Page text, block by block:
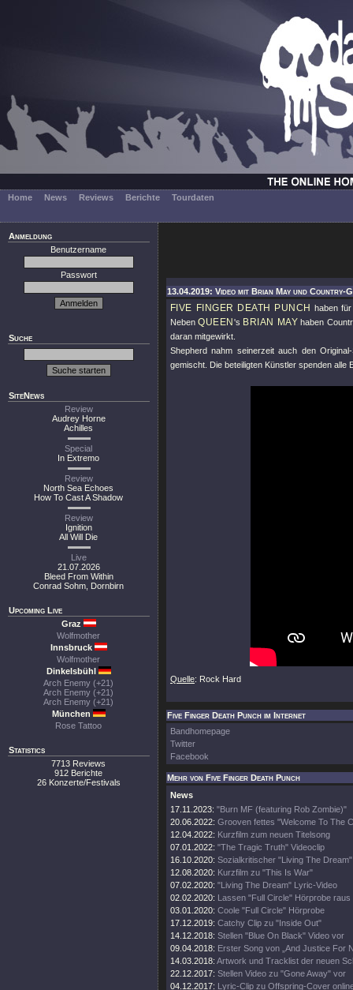
Home News Reviews Berichte Tourdaten
Anmeldung
Benutzername
Passwort
Suche
SiteNews
Review
Audrey Horne
Achilles
Special
In Extremo
Review
North Sea Echoes
How To Cast A Shadow
Review
Ignition
All Will Die
Live
21.07.2026
Bleed From Within
Conrad Sohm, Dornbirn
Upcoming Live
Graz
Wolfmother
Innsbruck
Wolfmother
Dinkelsbühl
Arch Enemy (+21)
Arch Enemy (+21)
Arch Enemy (+21)
München
Rose Tattoo
Statistics
7713 Reviews
912 Berichte
26 Konzerte/Festivals
13.04.2019: Video mit Brian May und Country-
FIVE FINGER DEATH PUNCH haben
NebenQUEEN 's BRIAN MAY haben
daran mitgewirkt.
Shepherd nahm seinerzeit auch den
gemischt. Die beteiligten Künstler spenden
Quelle: Rock Hard
Five Finger Death Punch im Internet
Bandhomepage
Twitter
Facebook
Mehr von Five Finger Death Punch
News
17.11.2023: "Burn MF (featuring Rob Zombie)"
20.06.2022: Grooven fettes "Welcome To The
12.04.2022: Kurzfilm zum neuen Titelsong
07.01.2022: "The Tragic Truth" Videoclip
16.10.2020: Sozialkritischer "Living The
12.08.2020: Kurzfilm zu "This Is War"
07.02.2020: "Living The Dream" Lyric-Video
02.02.2020: Lassen "Full Circle" Hörprobe raus
03.01.2020: Coole "Full Circle" Hörprobe
17.12.2019: Catchy Clip zu "Inside Out"
14.12.2018: Stellen "Blue On Black" Video vor
09.04.2018: Erster Song von „And Justice For
14.03.2018: Artwork und Tracklist der neuen
22.12.2017: Stellen Video zu "Gone Away" vor
04.12.2017: Lyric-Clip zu Offspring-Cover